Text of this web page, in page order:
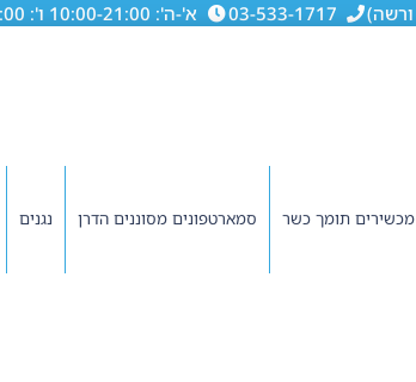
03-533-1717 א'-ה': 10:00-21:00 ו': 10:00-13:00
מכשירים תומך כשר סמארטפונים מסוננים הדרן נגנים